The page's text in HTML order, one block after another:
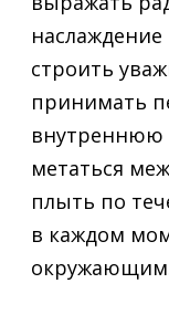
наслаждение
строить
принимать
внутреннюю
метаться
плыть по
в каждом